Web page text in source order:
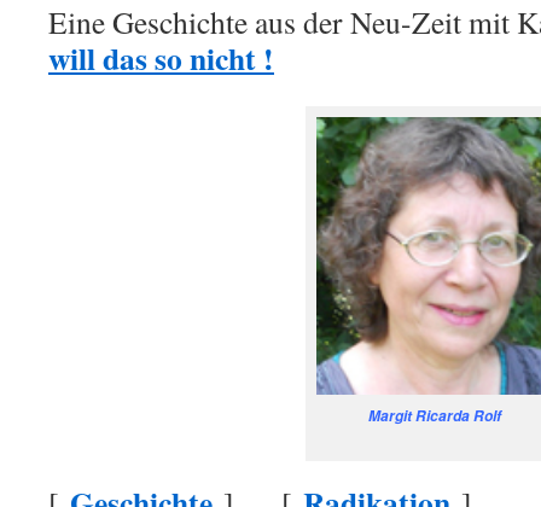
Eine Geschichte aus der Neu-Zeit mit
will das so nicht !
Margit Ricarda Rolf